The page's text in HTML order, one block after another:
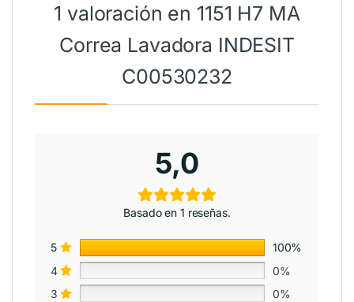
1 valoración en 1151 H7 MA
Correa Lavadora INDESIT
C00530232
5,0
Basado en 1 reseñas.
5
100%
4
0%
3
0%